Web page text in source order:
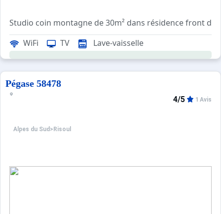
Studio coin montagne de 30m² dans résidence front
Sol en carrelage et salle de bains refaite.
Prestations en sus sur commande : location linge de lit
Tarifs préférentiels : cours de ski, matériel de ski,
WiFi TV Lave-vaisselle
Pégase 58478
Alpes du Sud > Risoul
4/5 1 Avis